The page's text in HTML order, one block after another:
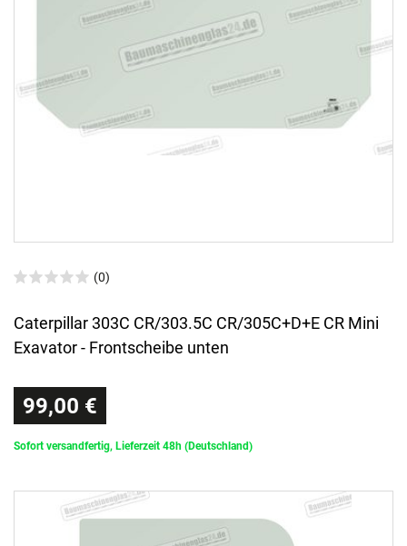
(0)
Caterpillar 303C CR/303.5C CR/305C+D+E CR Mini
Exavator - Frontscheibe unten
99,00 €
Sofort versandfertig, Lieferzeit 48h (Deutschland)